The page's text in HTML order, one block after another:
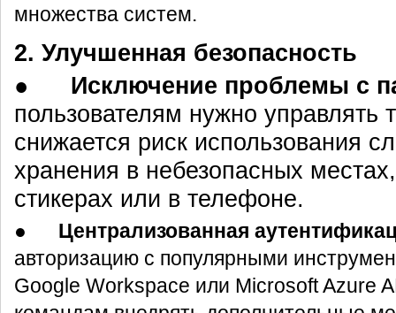
множества систем.
2. Улучшенная безопасность
● Исключение проблемы с
пользователям нужно управлять
снижается риск использования
хранения в небезопасных
стикерах или в телефоне.
● Централизованная
авторизацию с популярными
Google Workspace или Microsoft Azure